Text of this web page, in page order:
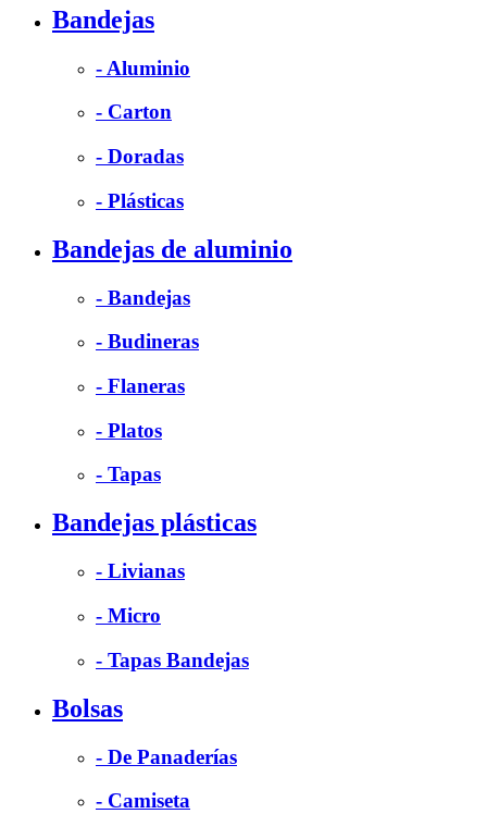
Bandejas
- Aluminio
- Carton
- Doradas
- Plásticas
Bandejas de aluminio
- Bandejas
- Budineras
- Flaneras
- Platos
- Tapas
Bandejas plásticas
- Livianas
- Micro
- Tapas Bandejas
Bolsas
- De Panaderías
- Camiseta